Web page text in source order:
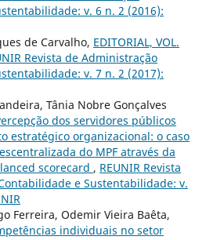
v. 6 n. 2 (2016):
de Carvalho, EDITORIAL, VOL.
Revista de Administração
v. 7 n. 2 (2017):
Tânia Nobre Gonçalves
dos servidores públicos
estratégico organizacional: o caso
do MPF através da
scorecard , REUNIR Revista
e Sustentabilidade: v.
Ferreira, Odemir Vieira Baêta,
individuais no setor